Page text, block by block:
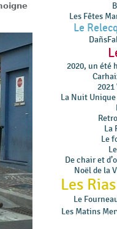
Les Fêtes
Le
2020, un été
2021
La Nuit Unique
La
Le
De chair et
Noël de la
Les Rias
Le
Les Matins